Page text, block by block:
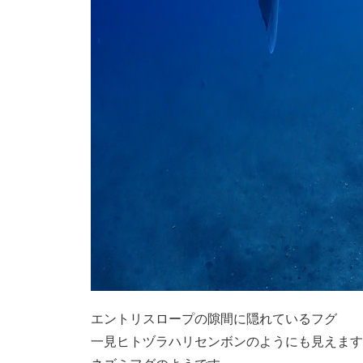
エントリスロープの隙間に隠れているフグ
一見ヒトヅラハリセンボンのようにも見えま